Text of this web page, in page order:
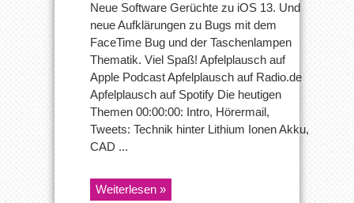
Neue Software Gerüchte zu iOS 13. Und
neue Aufklärungen zu Bugs mit dem
FaceTime Bug und der Taschenlampen
Thematik. Viel Spaß! Apfelplausch auf
Apple Podcast Apfelplausch auf Radio.de
Apfelplausch auf Spotify Die heutigen
Themen 00:00:00: Intro, Hörermail,
Tweets: Technik hinter Lithium Ionen Akku,
CAD ...
Weiterlesen »